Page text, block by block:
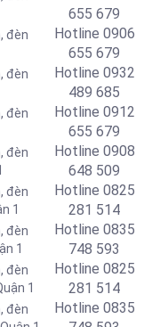
655 679
đèn
Hotline 0906
655 679
đèn
Hotline 0932
489 685
đèn
Hotline 0912
655 679
đèn
Hotline 0908
648 509
đèn
1
Hotline 0825
281 514
đèn
1
Hotline 0835
748 593
đèn
1
Hotline 0825
281 514
đèn
Hotline 0835